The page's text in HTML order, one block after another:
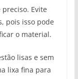
Evite
pois isso pode
o material.
lisas e sem
lixa fina para